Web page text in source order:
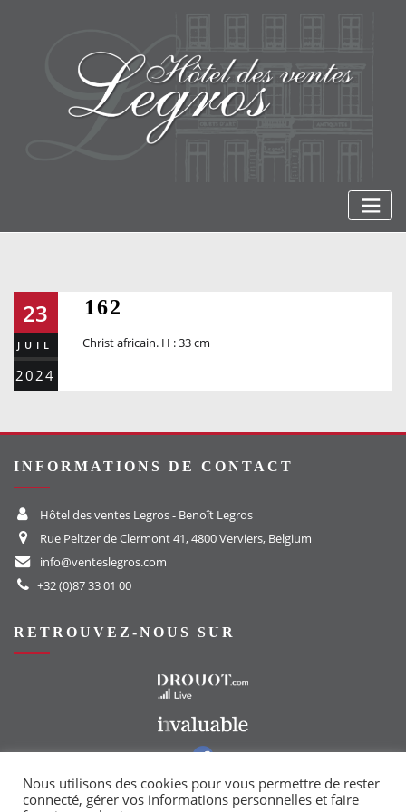
23
JUIL
2024
162
Christ africain. H : 33 cm
INFORMATIONS DE CONTACT
Hôtel des ventes Legros - Benoît Legros
Rue Peltzer de Clermont 41, 4800 Verviers, Belgium
info@venteslegros.com
+32 (0)87 33 01 00
RETROUVEZ-NOUS SUR
Vers notre groupe Facebook
Nous utilisons des cookies pour vous permettre de rester
connecté, gérer vos informations personnelles et faire